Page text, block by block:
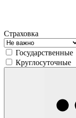
Страховка
Государственные
Круглосуточные